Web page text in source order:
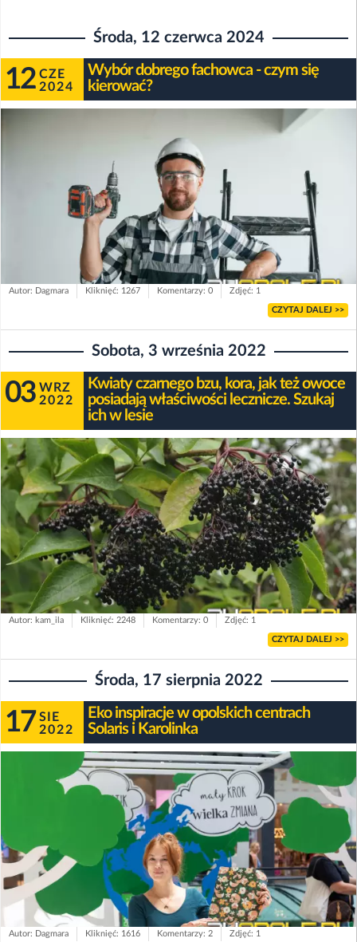
Środa, 12 czerwca 2024
12 CZE
2024
Wybór dobrego fachowca - czym się
kierować?
Autor: Dagmara Kliknięć: 1267 Komentarzy: 0 Zdjęć: 1
CZYTAJ DALEJ >>
Sobota, 3 września 2022
03 WRZ
2022
Kwiaty czarnego bzu, kora, jak też owoce
posiadają właściwości lecznicze. Szukaj
ich w lesie
Autor: kam_ila Kliknięć: 2248 Komentarzy: 0 Zdjęć: 1
CZYTAJ DALEJ >>
Środa, 17 sierpnia 2022
17 SIE
2022
Eko inspiracje w opolskich centrach
Solaris i Karolinka
Autor: Dagmara Kliknięć: 1616 Komentarzy: 2 Zdjęć: 1